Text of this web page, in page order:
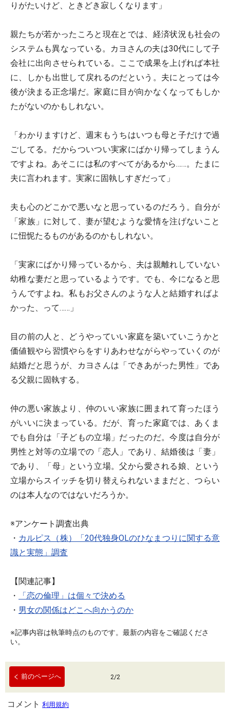
りがたいけど、ときどき寂しくなります」
親たちが若かったころと現在とでは、経済状況も社会の
システムも異なっている。カヨさんの夫は30代にして子
会社に出向させられている。ここで成果を上げれば本社
に、しかも出世して戻れるのだという。夫にとっては今
後が決まる正念場だ。家庭に目が向かなくなってもしか
たがないのかもしれない。
「わかりますけど、週末もうちはいつも母と子だけで過
ごしてる。だからついつい実家にばかり帰ってしまうん
ですよね。あそこには私のすべてがあるから……。たまに
夫に言われます。実家に固執しすぎだって」
夫も心のどこかで悪いなと思っているのだろう。自分が
「家族」に対して、妻が望むような愛情を注げないこと
に忸怩たるものがあるのかもしれない。
「実家にばかり帰っているから、夫は親離れしていない
幼稚な妻だと思っているようです。でも、今になると思
うんですよね。私もお父さんのような人と結婚すればよ
かった、って……」
目の前の人と、どうやっていい家庭を築いていこうかと
価値観やら習慣やらをすりあわせながらやっていくのが
結婚だと思うが、カヨさんは「できあがった男性」であ
る父親に固執する。
仲の悪い家族より、仲のいい家族に囲まれて育ったほう
がいいに決まっている。だが、育った家庭では、あくま
でも自分は「子どもの立場」だったのだ。今度は自分が
男性と対等の立場での「恋人」であり、結婚後は「妻」
であり、「母」という立場。父から愛される娘、という
立場からスイッチを切り替えられないままだと、つらい
のは本人なのではないだろうか。
※アンケート調査出典
・ カルピス（株）「20代独身OLのひなまつりに関する意
識と実態」調査
【関連記事】
・
「恋の倫理」は個々で決める
・ 男女の関係はどこへ向かうのか
※記事内容は執筆時点のものです。最新の内容をご確認くださ
い。
前のページへ 2/2